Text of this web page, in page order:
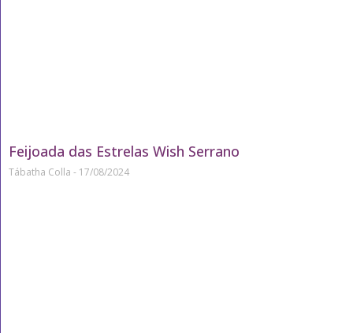
Feijoada das Estrelas Wish Serrano
Tábatha Colla 17/08/2024